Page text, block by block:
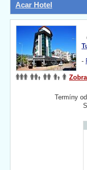
Acar Hotel
-
Termíny